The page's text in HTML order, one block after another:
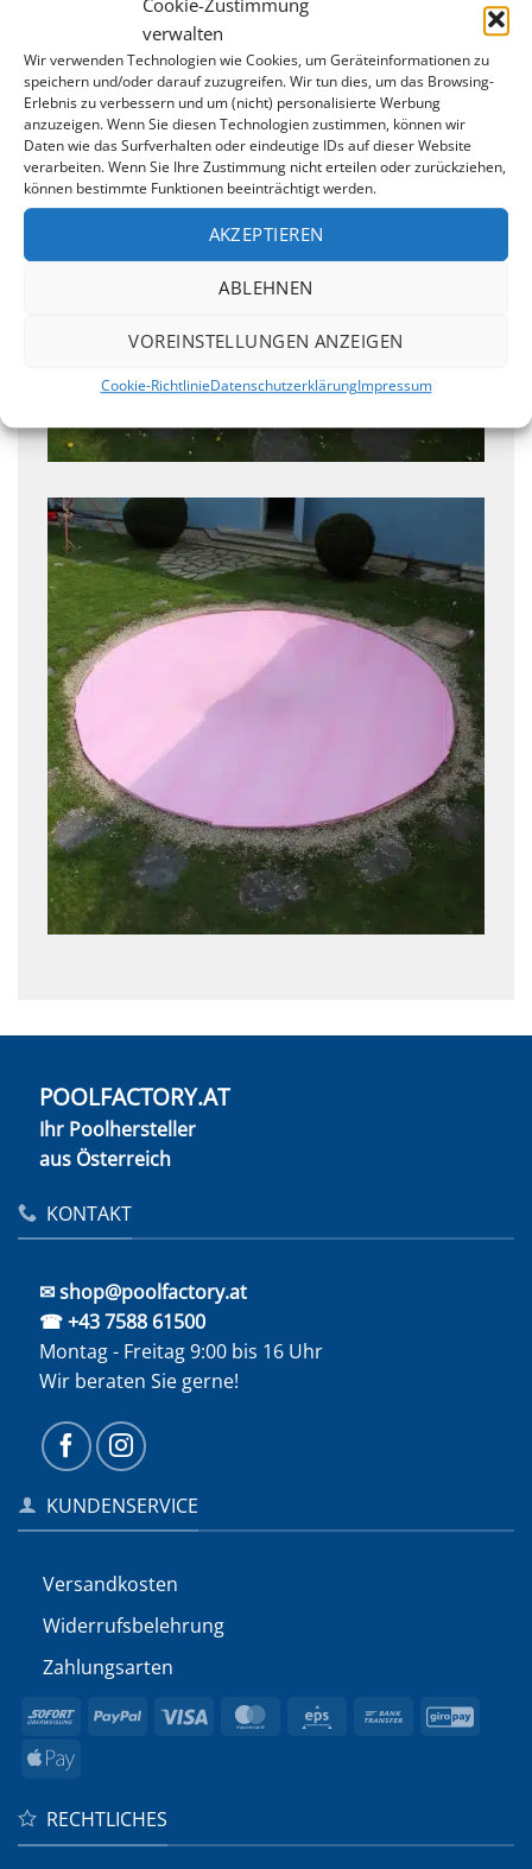
verwalten
Wir verwenden Technologien wie Cookies, um Geräteinformationen zu
speichern und/oder darauf zuzugreifen. Wir tun dies, um das Browsing-
Erlebnis zu verbessern und um (nicht) personalisierte Werbung
anzuzeigen. Wenn Sie diesen Technologien zustimmen, können wir
Daten wie das Surfverhalten oder eindeutige IDs auf dieser Website
verarbeiten. Wenn Sie Ihre Zustimmung nicht erteilen oder zurückziehen,
können bestimmte Funktionen beeinträchtigt werden.
AKZEPTIEREN
ABLEHNEN
VOREINSTELLUNGEN ANZEIGEN
Cookie-RichtlinieDatenschutzerklärungImpressum
POOLFACTORY.AT
Ihr Poolhersteller
aus Österreich
KONTAKT
✉ shop@poolfactory.at
☎ +43 7588 61500
Montag - Freitag 9:00 bis 16 Uhr
Wir beraten Sie gerne!
KUNDENSERVICE
Versandkosten
Widerrufs­belehrung
Zahlungsarten
Sofort PayPal Visa MasterCard
Eps
Bank
Apple
RECHTLICHES